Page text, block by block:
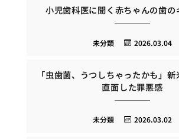
小児歯科医に聞く赤ちゃんの歯の
2026.03.04
未分類
「虫歯菌、うつしちゃったかも」
直面した罪悪感
2026.03.02
未分類